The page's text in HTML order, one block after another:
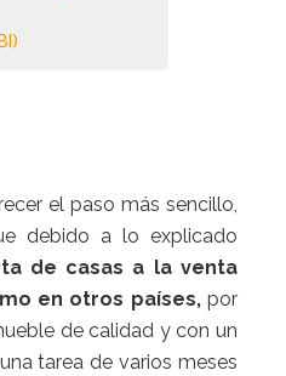
el paso más sencillo,
debido a lo explicado
de casas a la venta
en otros países,por
de calidad y con un
tarea de varios meses